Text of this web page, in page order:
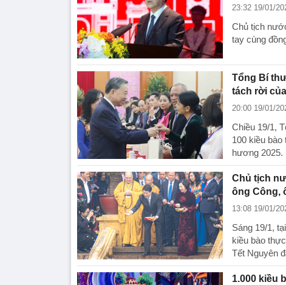
23:32 19/01/
Chủ tịch
tay cùng
Tổng Bí
tách rời
20:00 19/01/
Chiều 19/1,
100 kiều
hương 2025.
Chủ tịch
ông Công,
13:08 19/01/
Sáng 19/1,
kiều bào
Tết Nguyên
1.000 kiều